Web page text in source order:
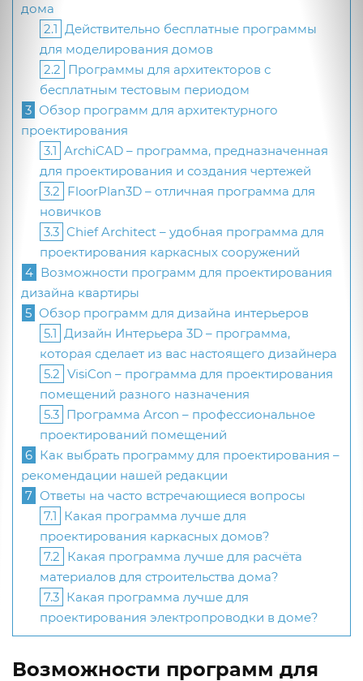
дома
2.1 Действительно бесплатные программы
для моделирования домов
2.2 Программы для архитекторов с
бесплатным тестовым периодом
3 Обзор программ для архитектурного
проектирования
3.1 ArchiCAD – программа, предназначенная
для проектирования и создания чертежей
3.2 FloorPlan3D – отличная программа для
новичков
3.3 Chief Architect – удобная программа для
проектирования каркасных сооружений
4 Возможности программ для проектирования
дизайна квартиры
5 Обзор программ для дизайна интерьеров
5.1 Дизайн Интерьера 3D – программа,
которая сделает из вас настоящего дизайнера
5.2 VisiCon – программа для проектирования
помещений разного назначения
5.3 Программа Arcon – профессиональное
проектирований помещений
6 Как выбрать программу для проектирования –
рекомендации нашей редакции
7 Ответы на часто встречающиеся вопросы
7.1 Какая программа лучше для
проектирования каркасных домов?
7.2 Какая программа лучше для расчёта
материалов для строительства дома?
7.3 Какая программа лучше для
проектирования электропроводки в доме?
Возможности программ для